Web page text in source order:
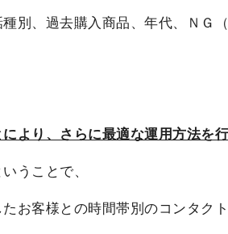
別、過去購入商品、年代、ＮＧ
により、さらに最適な運用方法を行
いうことで、
お客様との時間帯別のコンタクト